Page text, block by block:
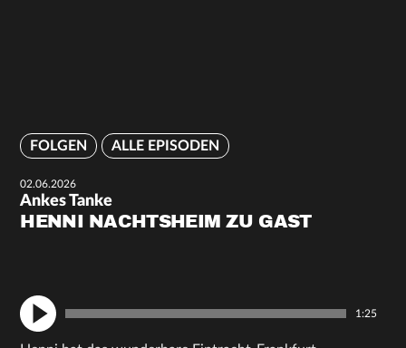
FOLGEN ALLE EPISODEN
02.06.2026
Ankes Tanke
HENNI NACHTSHEIM ZU GAST
1:25